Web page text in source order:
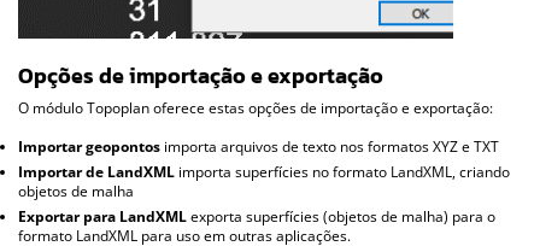
Opções de importação e exportação
O módulo Topoplan oferece estas opções de importação e exportação:
Importar geopontos importa arquivos de texto nos formatos XYZ e TXT
Importar de LandXML importa superfícies no formato LandXML, criando
objetos de malha
Exportar para LandXMLexporta superfícies (objetos de malha) para o
formato LandXML para uso em outras aplicações.